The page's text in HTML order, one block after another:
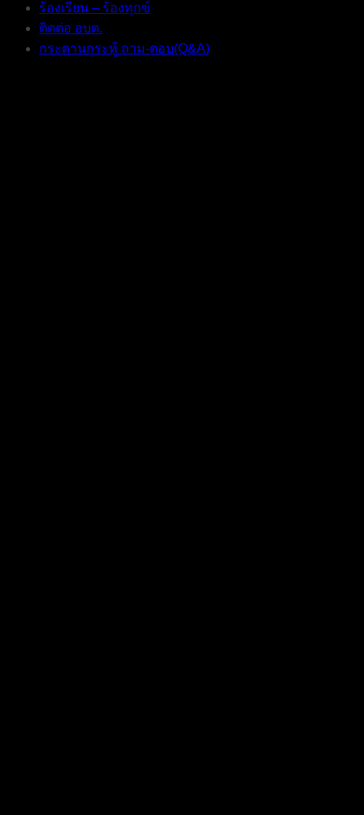
ร้องเรียน – ร้องทุกข์
ติดต่อ อบต.
กระดานกระทู้ ถาม-ตอบ(Q&A)